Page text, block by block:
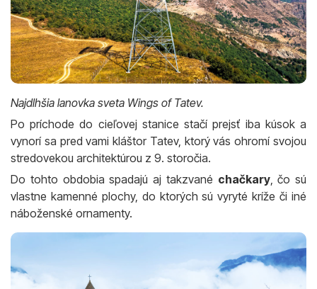
Najdlhšia lanovka sveta Wings of Tatev.
Po príchode do cieľovej stanice stačí prejsť iba kúsok a
vynorí sa pred vami kláštor Tatev, ktorý vás ohromí svojou
stredovekou architektúrou z 9. storočia.
Do tohto obdobia spadajú aj takzvané chačkary, čo sú
vlastne kamenné plochy, do ktorých sú vyryté kríže či iné
náboženské ornamenty.